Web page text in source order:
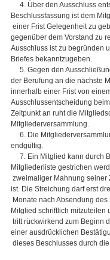
4. Über den Ausschluss
Beschlussfassung ist dem
einer Frist Gelegenheit zu
gegenüber dem Vorstand zu
Ausschluss ist zu begründen
Briefes bekanntzugeben.
5. Gegen den
der Berufung an die nächste
innerhalb einer Frist von
Ausschlussentscheidung
Zeitpunkt an ruht die
Mitgliederversammlung.
6. Die
endgültig.
7. Ein Mitglied kann durch
Mitgliederliste gestrichen
zweimaliger Mahnung seiner
ist. Die Streichung darf erst
Monate nach Absendung
Mitglied schriftlich mitzuteilen
tritt rückwirkend zum Beginn
einer ausdrücklichen
dieses Beschlusses durch